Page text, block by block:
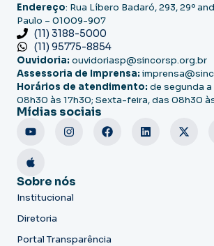
Endereço: Rua Líbero Badaró, 293, 29º
Paulo – 01009-907
(11) 3188-5000
(11) 95775-8854
Ouvidoria: ouvidoriasp@sincorsp.org.br
Assessoria de Imprensa:
Horários de atendimento: de segunda
08h30 às 17h30; Sexta-feira, das 08h30
Mídias sociais
Sobre nós
Institucional
Diretoria
Portal Transparência